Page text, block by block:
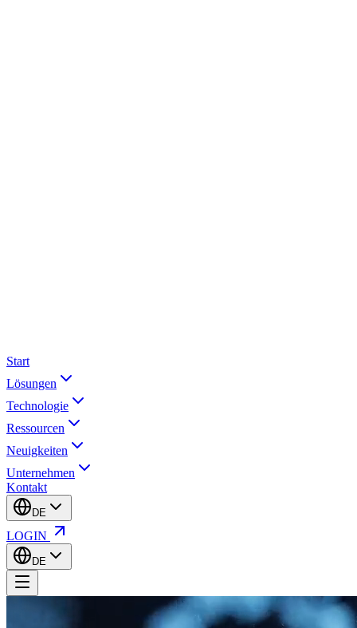
Start
Lösungen
Technologie
Ressourcen
Neuigkeiten
Unternehmen
Kontakt
DE
LOGIN
DE